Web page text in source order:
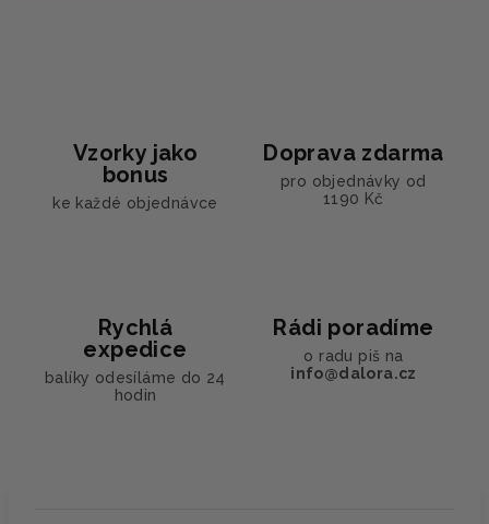
Vzorky jako
bonus
ke každé objednávce
Doprava zdarma
pro objednávky od
1190 Kč
Rychlá
expedice
balíky odesíláme do 24
hodin
Rádi poradíme
o radu piš na
info@dalora.cz